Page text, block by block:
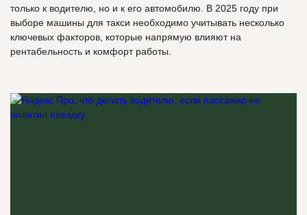
только к водителю, но и к его автомобилю. В 2025 году при
выборе машины для такси необходимо учитывать несколько
ключевых факторов, которые напрямую влияют на
рентабельность и комфорт работы.